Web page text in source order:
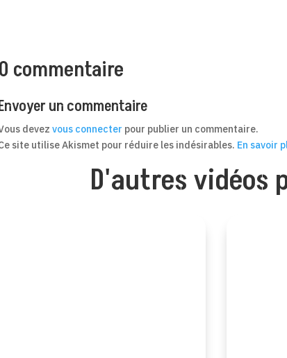
0 commentaire
un commentaire
devezvous connecter pour publier un commentaire.
site utilise Akismet pour réduire les indésirables. En savoir
D'autres vidéos